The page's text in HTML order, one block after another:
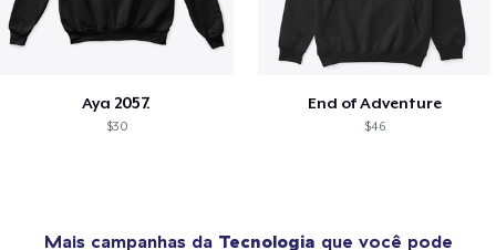
Aya 2057.
$30
End of Adventure
$46
Mais campanhas da Tecnologia que você pode